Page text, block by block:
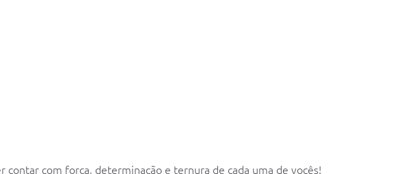
com força, determinação e ternura de cada uma de vocês!